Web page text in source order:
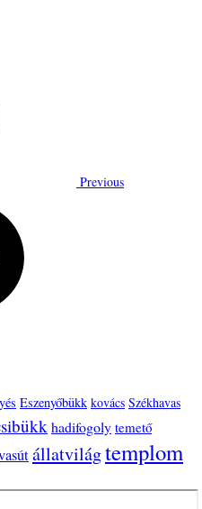
Previous
Eszenyőbükk kovács Székhavas
hadifogoly temető
állatvilágtemplom